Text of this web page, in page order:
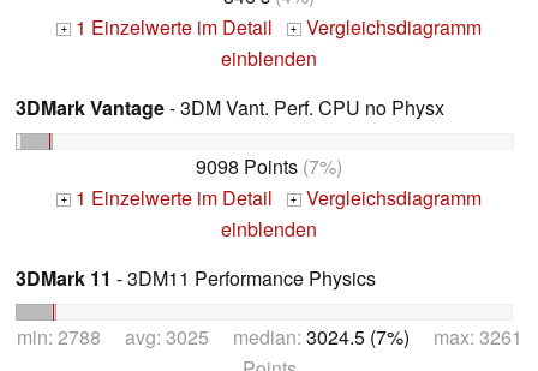
+ 1 Einzelwerte im Detail + Vergleichsdiagramm
einblenden
3DMark Vantage- 3DM Vant. Perf. CPU no Physx
9098 Points (7%)
+ 1 Einzelwerte im Detail + Vergleichsdiagramm
einblenden
3DMark 11 - 3DM11 Performance Physics
min: 2788 avg: 3025 median: 3024.5 (7%) max: 3261